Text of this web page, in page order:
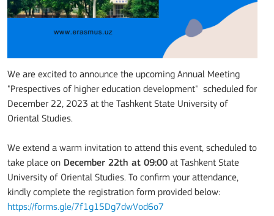
We are excited to announce the upcoming Annual Meeting
"Prespectives of higher education development" scheduled for
December 22, 2023 at the Tashkent State University of
Oriental Studies.
We extend a warm invitation to attend this event, scheduled to
take place on December 22th at 09:00 at Tashkent State
University of Oriental Studies. To confirm your attendance,
kindly complete the registration form provided below:
https://forms.gle/7f1g15Dg7dwVod6o7